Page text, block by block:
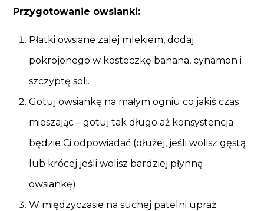
Przygotowanie owsianki:
Płatki owsiane zalej mlekiem, dodaj
pokrojonego w kosteczkę banana, cynamon i
szczyptę soli.
Gotuj owsiankę na małym ogniu co jakiś czas
mieszając – gotuj tak długo aż konsystencja
będzie Ci odpowiadać (dłużej, jeśli wolisz gęstą
lub krócej jeśli wolisz bardziej płynną
owsiankę).
W międzyczasie na suchej patelni upraż